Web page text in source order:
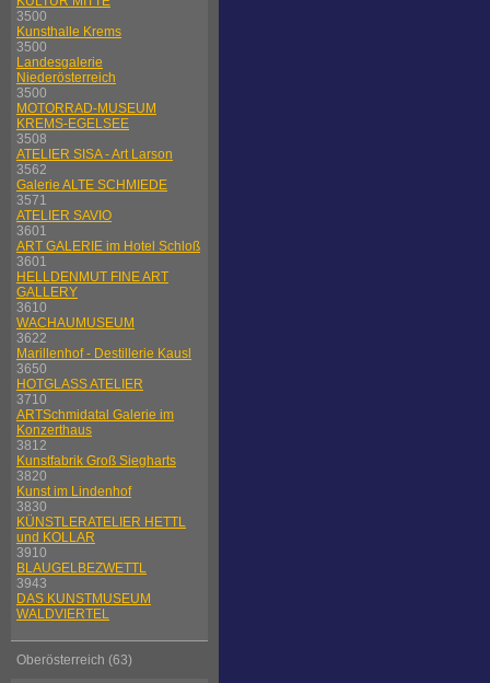
3500
Kunsthalle Krems
3500
Landesgalerie
Niederösterreich
3500
MOTORRAD-MUSEUM
KREMS-EGELSEE
3508
ATELIER SISA - Art Larson
3562
Galerie ALTE SCHMIEDE
3571
ATELIER SAVIO
3601
ART GALERIE im Hotel Schloß
3601
HELLDENMUT FINE ART
GALLERY
3610
WACHAUMUSEUM
3622
Marillenhof - Destillerie Kausl
3650
HOTGLASS ATELIER
3710
ARTSchmidatal Galerie im
Konzerthaus
3812
Kunstfabrik Groß Siegharts
3820
Kunst im Lindenhof
3830
KÜNSTLERATELIER HETTL
und KOLLAR
3910
BLAUGELBEZWETTL
3943
DAS KUNSTMUSEUM
WALDVIERTEL
Oberösterreich (63)